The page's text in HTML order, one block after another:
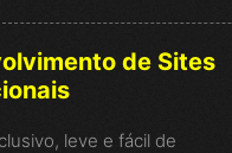
de Sites
leve e fácil de